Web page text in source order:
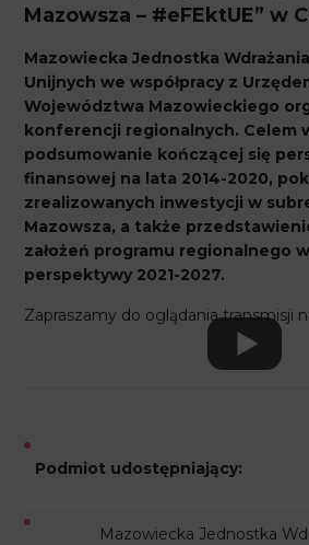
Mazowsza – #eFEktUE” w
Mazowiecka Jednostka
Unijnych we współpracy z
Województwa Mazowieckiego
konferencji regionalnych. Celem
podsumowanie kończącej się
finansowej na lata 2014-2020,
zrealizowanych inwestycji w
Mazowsza, a także
założeń programu regionalnego
perspektywy 2021-2027.
Zapraszamy do oglądania transmisji
Podmiot udostępniający:
Mazowiecka Jednostka